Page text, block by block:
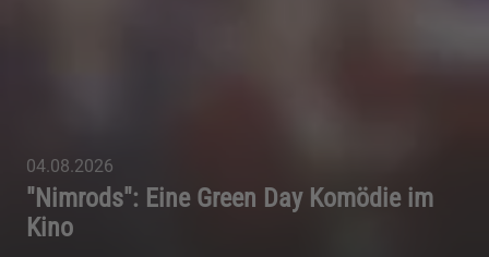
04.08.2026
"Nimrods": Eine Green Day Komödie im
Kino